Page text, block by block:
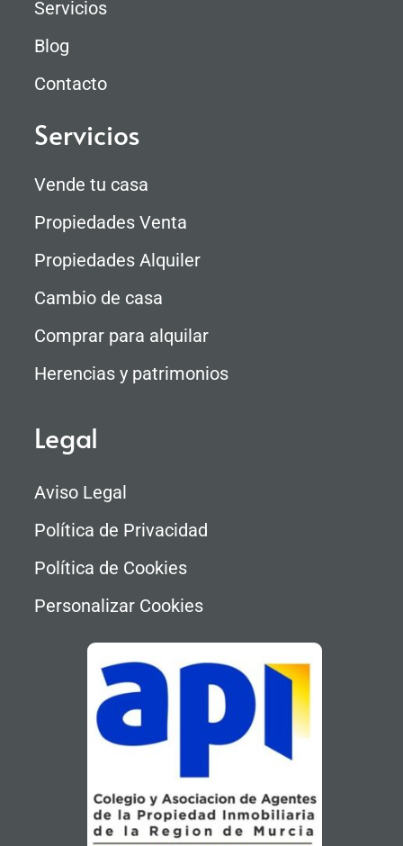
Servicios
Blog
Contacto
Servicios
Vende tu casa
Propiedades Venta
Propiedades Alquiler
Cambio de casa
Comprar para alquilar
Herencias y patrimonios
Legal
Aviso Legal
Política de Privacidad
Política de Cookies
Personalizar Cookies